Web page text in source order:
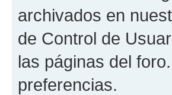
archivados en
de Control de
las páginas del
preferencias.